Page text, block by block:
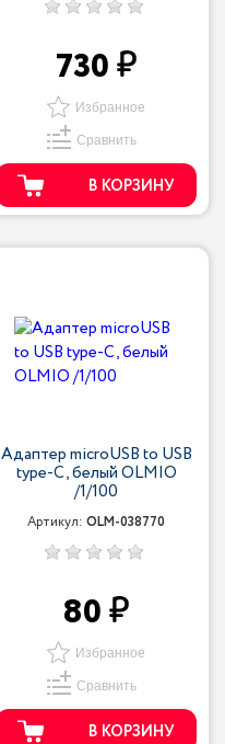
730
Избранное
Сравнить
В КОРЗИНУ
Адаптер microUSB to USB
type-C, белый OLMIO
/1/100
Артикул: OLM-038770
80
Избранное
Сравнить
В КОРЗИНУ